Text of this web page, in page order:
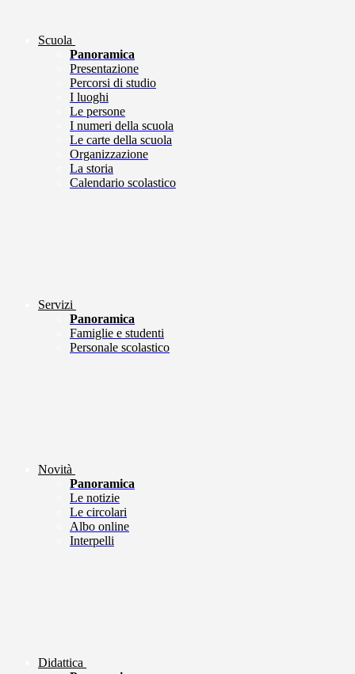
Scuola
Panoramica
Presentazione
Percorsi di studio
I luoghi
Le persone
I numeri della scuola
Le carte della scuola
Organizzazione
La storia
Calendario scolastico
Servizi
Panoramica
Famiglie e studenti
Personale scolastico
Novità
Panoramica
Le notizie
Le circolari
Albo online
Interpelli
Didattica